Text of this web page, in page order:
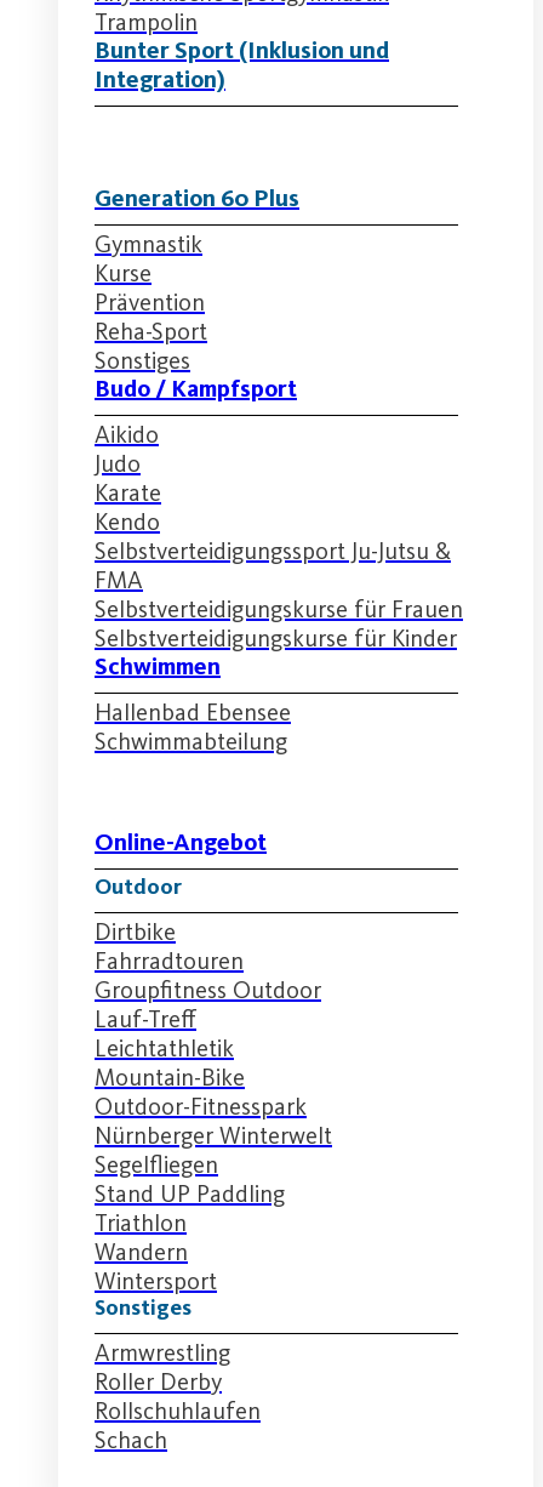
Trampolin
Bunter Sport (Inklusion und
Integration)
Generation 60 Plus
Gymnastik
Kurse
Prävention
Reha-Sport
Sonstiges
Budo / Kampfsport
Aikido
Judo
Karate
Kendo
Selbstverteidigungssport Ju-Jutsu &
FMA
Selbstverteidigungskurse für Frauen
Selbstverteidigungskurse für Kinder
Schwimmen
Hallenbad Ebensee
Schwimmabteilung
Online-Angebot
Outdoor
Dirtbike
Fahrradtouren
Groupfitness Outdoor
Lauf-Treff
Leichtathletik
Mountain-Bike
Outdoor-Fitnesspark
Nürnberger Winterwelt
Segelfliegen
Stand UP Paddling
Triathlon
Wandern
Wintersport
Sonstiges
Armwrestling
Roller Derby
Rollschuhlaufen
Schach